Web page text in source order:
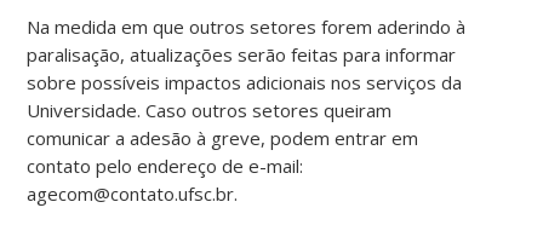
Na medida em que outros setores forem aderindo à
paralisação, atualizações serão feitas para informar
sobre possíveis impactos adicionais nos serviços da
Universidade.Caso outros setores queiram
comunicar a adesão à greve, podem entrar em
contato pelo endereço de e-mail:
agecom@contato.ufsc.br.